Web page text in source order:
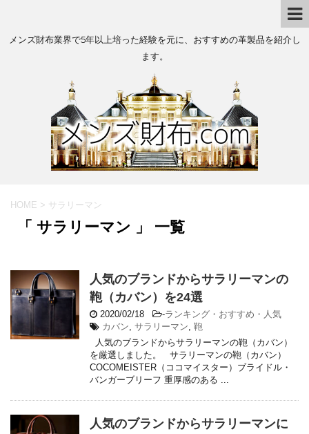
メンズ財布業界で5年以上培った経験を元に、おすすめの革製品を紹介し
ます。
HOME > サラリーマン
「 サラリーマン 」 一覧
人気のブランドからサラリーマンの
鞄（カバン）を24選
2020/02/18 -ランキング・おすすめ・人気
カバン, サラリーマン, 鞄
人気のブランドからサラリーマンの鞄（カバン）
を厳選しました。 サラリーマンの鞄（カバン）
COCOMEISTER（ココマイスター）ブライドル・
バンガーブリーフ 重厚感のある ...
人気のブランドからサラリーマンに